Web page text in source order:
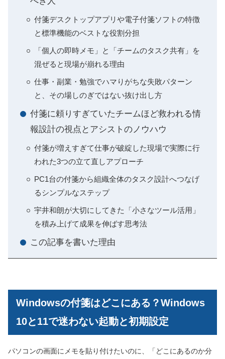
付箋デスクトップアプリや電子付箋ソフトの特徴
と標準機能のベストな役割分担
「個人の即時メモ」と「チームのタスク共有」を
混ぜると現場が崩れる理由
仕事・副業・勉強でハマりがちな失敗パターン
と、その場しのぎではない抜け出し方
付箋に頼りすぎていたチームほど救われる情
報設計の視点とアシストのノウハウ
付箋が増えすぎて仕事が破綻した現場で実際に行
われた3つの立て直しアプローチ
PC1台の付箋から組織全体のタスク設計へつなげ
るシンプルなステップ
宇井和朗が大切にしてきた「小さなツール活用」
を積み上げて成果を伸ばす思考法
この記事を書いた理由
Windowsの付箋はどこにある？Windows
10と11で迷わない起動と初期設定
パソコンの画面にメモを貼り付けたいのに、「どこにあるのか分